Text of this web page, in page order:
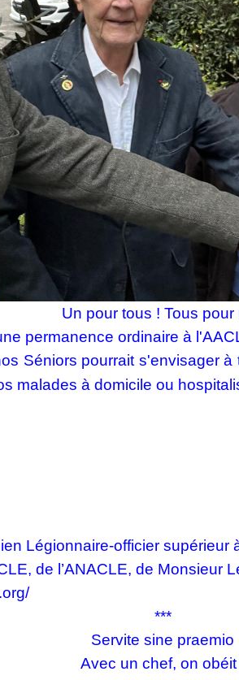
Un pour tous ! Tous pour
permanence ordinaire à
Séniors pourrait s'envisager
malades à domicile ou
Légionnaire-officier supérieur
de l’ANACLE, de Monsieur
***
Servite sine praemio
Avec un chef, on obéit